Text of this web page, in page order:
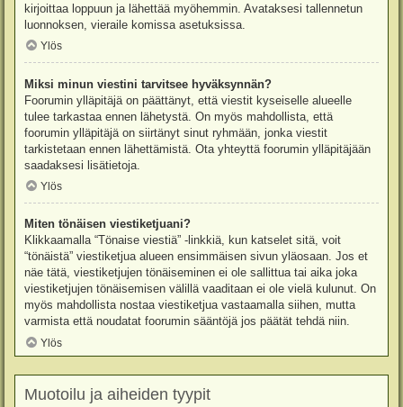
kirjoittaa loppuun ja lähettää myöhemmin. Avataksesi tallennetun
luonnoksen, vieraile komissa asetuksissa.
Ylös
Miksi minun viestini tarvitsee hyväksynnän?
Foorumin ylläpitäjä on päättänyt, että viestit kyseiselle alueelle
tulee tarkastaa ennen lähetystä. On myös mahdollista, että
foorumin ylläpitäjä on siirtänyt sinut ryhmään, jonka viestit
tarkistetaan ennen lähettämistä. Ota yhteyttä foorumin ylläpitäjään
saadaksesi lisätietoja.
Ylös
Miten tönäisen viestiketjuani?
Klikkaamalla “Tönaise viestiä” -linkkiä, kun katselet sitä, voit
“tönäistä” viestiketjua alueen ensimmäisen sivun yläosaan. Jos et
näe tätä, viestiketjujen tönäiseminen ei ole sallittua tai aika joka
viestiketjujen tönäisemisen välillä vaaditaan ei ole vielä kulunut. On
myös mahdollista nostaa viestiketjua vastaamalla siihen, mutta
varmista että noudatat foorumin sääntöjä jos päätät tehdä niin.
Ylös
Muotoilu ja aiheiden tyypit